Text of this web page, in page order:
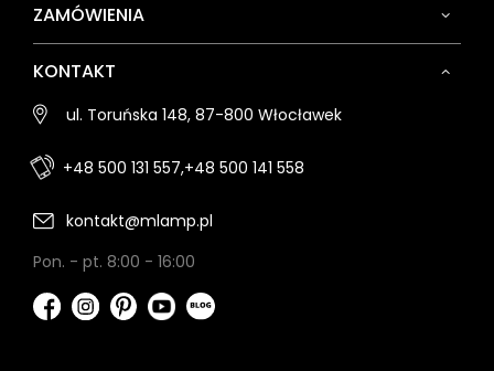
ZAMÓWIENIA
KONTAKT
ul. Toruńska 148, 87-800 Włocławek
+48 500 131 557,+48 500 141 558
kontakt@mlamp.pl
Pon. - pt. 8:00 - 16:00